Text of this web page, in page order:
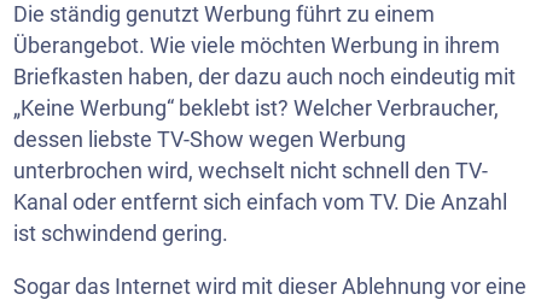
Die ständig genutzt Werbung führt zu einem
Überangebot. Wie viele möchten Werbung in ihrem
Briefkasten haben, der dazu auch noch eindeutig mit
„Keine Werbung“ beklebt ist? Welcher Verbraucher,
dessen liebste TV-Show wegen Werbung
unterbrochen wird, wechselt nicht schnell den TV-
Kanal oder entfernt sich einfach vom TV. Die Anzahl
ist schwindend gering.
Sogar das Internet wird mit dieser Ablehnung vor eine